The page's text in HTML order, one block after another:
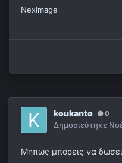
NexImage
koukanto 0
Δημοσιεύτηκε
Μηπως μπορεις να